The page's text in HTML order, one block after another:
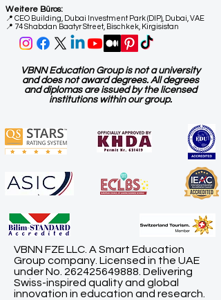
Weitere Büros:
📍 CEO Building, Dubai Investment Park (DIP), Dubai, VAE
📍 74 Shabdan Baatyr Street, Bischkek, Kirgisistan
VBNN Education Group is not a university
and does not award degrees. All degrees
and diplomas are issued by the licensed
institutions within our group.
VBNN FZE LLC. A Smart Education
Group company. Licensed in the UAE
under No. 262425649888 . Delivering
Swiss-inspired quality and global
innovation in education and research.